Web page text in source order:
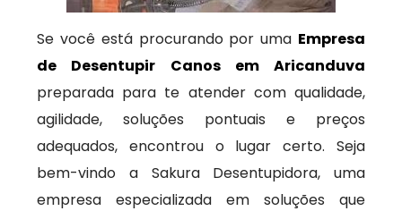
Se você está procurando por uma Empresa
de Desentupir Canos em Aricanduva
preparada para te atender com qualidade,
agilidade, soluções pontuais e preços
adequados, encontrou o lugar certo. Seja
bem-vindo a Sakura Desentupidora, uma
empresa especializada em soluções que